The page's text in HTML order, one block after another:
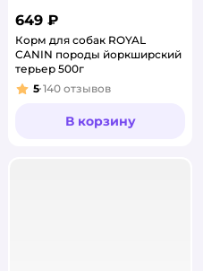
649 ₽
Корм для собак ROYAL
CANIN породы йоркширский
терьер 500г
Рейтинг:
5 140 отзывов
В корзину